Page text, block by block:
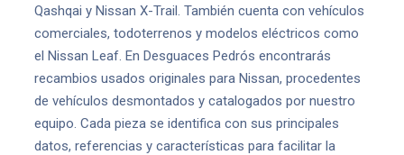
Qashqai y Nissan X-Trail. También cuenta con vehículos
comerciales, todoterrenos y modelos eléctricos como
el Nissan Leaf. En Desguaces Pedrós encontrarás
recambios usados originales para Nissan, procedentes
de vehículos desmontados y catalogados por nuestro
equipo. Cada pieza se identifica con sus principales
datos, referencias y características para facilitar la